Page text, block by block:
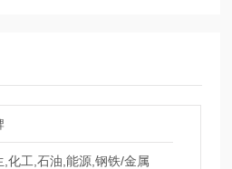
,化工,石油,能源,钢铁/金属